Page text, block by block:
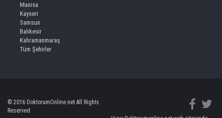
Manisa
Kayseri
Samsun
Balıkesir
Kahramanmaraş
Tüm Şehirler
© 2016 DoktorumOnline.net All Rights
Reserved